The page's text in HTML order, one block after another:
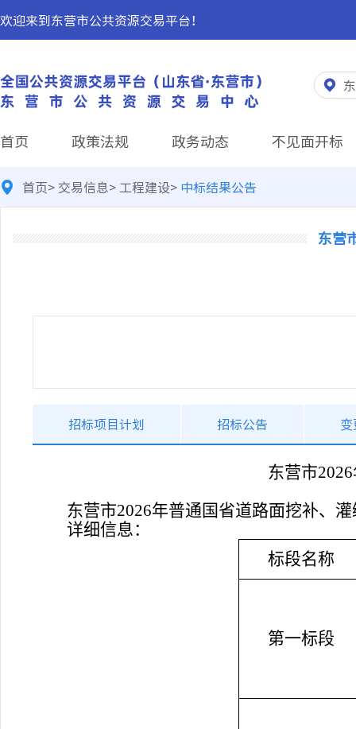
欢迎来到东营市公共资源交易平台！
首页 政策法规 政务动态 不见面开标
首页> 交易信息> 工程建设> 中标结果公告
东营
招标项目计划 招标公告
东营市
东营市2026年普通国省道路面挖补、
详细信息：
标段名称
第一标段